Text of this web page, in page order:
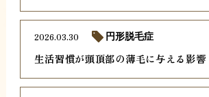
生活習慣が頭頂部の薄毛に与える影響
2026.03.30 円形脱毛症